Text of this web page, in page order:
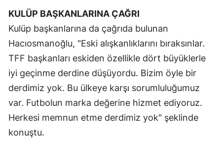
Siirt
Sinop
Sivas
Tekirdağ
Tokat
KULÜP BAŞKANLARINA ÇAĞRI
Kulüp başkanlarına da çağrıda bulunan
Hacıosmanoğlu, "Eski alışkanlıklarını bıraksınlar.
TFF başkanları eskiden özellikle dört büyüklerle
iyi geçinme derdine düşüyordu. Bizim öyle bir
derdimiz yok. Bu ülkeye karşı sorumluluğumuz
var. Futbolun marka değerine hizmet ediyoruz.
Herkesi memnun etme derdimiz yok" şeklinde
konuştu.